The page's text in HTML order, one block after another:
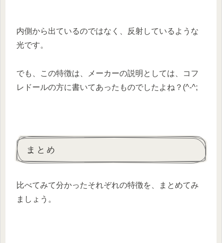
内側から出ているのではなく、反射しているような
光です。
でも、この特徴は、メーカーの説明としては、コフ
レドールの方に書いてあったものでしたよね？(^-^;
まとめ
比べてみて分かったそれぞれの特徴を、まとめてみ
ましょう。